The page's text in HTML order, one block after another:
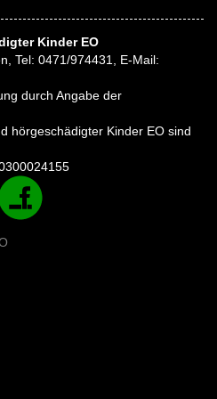
Kinder EO
Tel: 0471/974431, E-Mail:
durch Angabe der
hörgeschädigter Kinder EO sind